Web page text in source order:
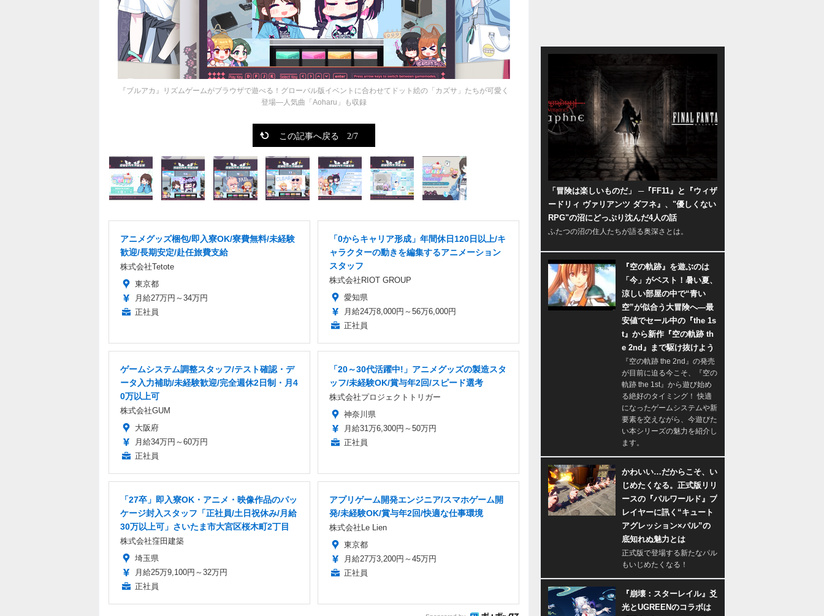
『ブルアカ』リズムゲームがブラウザで遊べる！グローバル版イベントに合わせてドット絵の「カズサ」たちが可愛く
登場―人気曲「Aoharu」も収録
この記事へ戻る 2/7
アニメグッズ梱包/即入寮OK/寮費無料/未経験
歓迎/長期安定/赴任旅費支給
株式会社Tetote
東京都
月給27万円～34万円
正社員
「0からキャリア形成」年間休日120日以上/キ
ャラクターの動きを編集するアニメーション
スタッフ
株式会社RIOT GROUP
愛知県
月給24万8,000円～56万6,000円
正社員
ゲームシステム調整スタッフ/テスト確認・デ
ータ入力補助/未経験歓迎/完全週休2日制・月4
0万以上可
株式会社GUM
大阪府
月給34万円～60万円
正社員
「20～30代活躍中!」アニメグッズの製造スタ
ッフ/未経験OK/賞与年2回/スピード選考
株式会社プロジェクトトリガー
神奈川県
月給31万6,300円～50万円
正社員
「27卒」即入寮OK・アニメ・映像作品のパッ
ケージ封入スタッフ「正社員/土日祝休み/月給
30万以上可」さいたま市大宮区桜木町2丁目
株式会社窪田建築
埼玉県
月給25万9,100円～32万円
正社員
アプリゲーム開発エンジニア/スマホゲーム開
発/未経験OK/賞与年2回/快適な仕事環境
株式会社Le Lien
東京都
月給27万3,200円～45万円
正社員
「冒険は楽しいものだ」 ─『FF11』と『ウィザ
ードリィ ヴァリアンツ ダフネ』、"優しくない
RPG"の沼にどっぷり沈んだ4人の話
ふたつの沼の住人たちが語る奥深さとは。
『空の軌跡』を遊ぶのは
「今」がベスト！暑い夏、
涼しい部屋の中で“青い
空”が似合う大冒険へ―最
安値でセール中の『the 1s
t』から新作『空の軌跡 th
e 2nd』まで駆け抜けよう
『空の軌跡 the 2nd』の発売
が目前に迫る今こそ、『空の
軌跡 the 1st』から遊び始め
る絶好のタイミング！ 快適
になったゲームシステムや新
要素を交えながら、今遊びた
い本シリーズの魅力を紹介し
ます。
かわいい…だからこそ、い
じめたくなる。正式版リリ
ースの『パルワールド』プ
レイヤーに訊く“キュート
アグレッション×パル”の
底知れぬ魅力とは
正式版で登場する新たなパル
もいじめたくなる！
『崩壊：スターレイル』爻
光とUGREENのコラボは